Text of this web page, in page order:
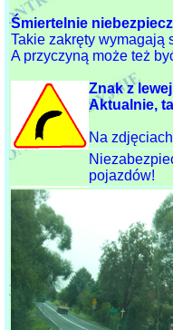
Śmiertelnie
Takie zakręty wymagają
A przyczyną może też
Znak z
Aktualnie,
Na
pojazdów!